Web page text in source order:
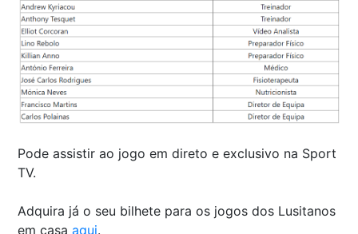
Pode assistir ao jogo em direto e exclusivo na Sport
TV.
Adquira já o seu bilhete para os jogos dos Lusitanos
em casaaqui.